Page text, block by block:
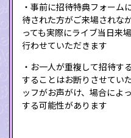
・事前に招待特典フォーム
待された方がご来場されな
っても実際にライブ当日来
行わせていただきます
・お一人が重複して招待す
することはお断りさせてい
ッフがお声がけ、場合によ
する可能性があります